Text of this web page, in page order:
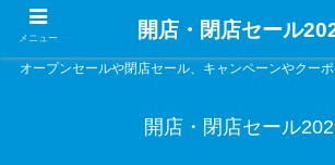
オープンセールや閉店セール、キャンペーンやクー
開店・閉店セール
メニュー 開店・閉店セール